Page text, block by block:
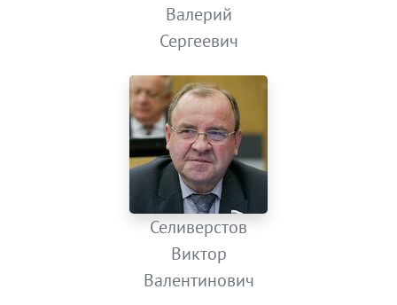
Валерий
Сергеевич
Селиверстов
Виктор
Валентинович